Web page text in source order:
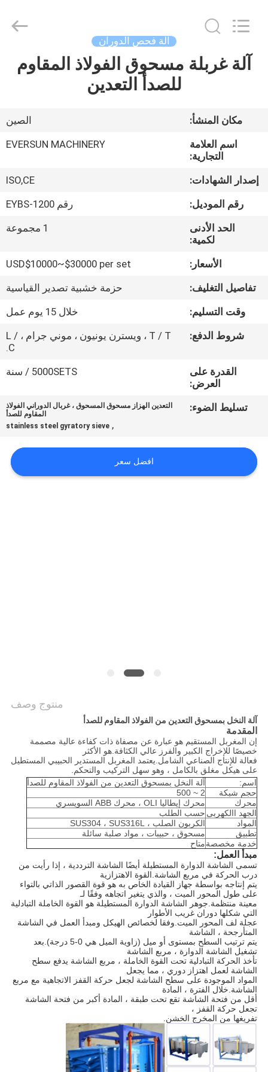
مسكن
عرض
الافتراضي
معلومات
جولة
في
المعمل
الجودة
اتصل
اطلب
Reserved.
آلة فحص الدوران
آلة غربلة مسحوق الفولاذ المقاوم
للصدأ التعدين
مكان المنشأ:
الصين
اسم العلامة
التجارية:
EVERSUN MACHINERY
إصدار الشهادات:
ISO,CE
رقم الموديل:
رقم EYBS-1200
الحد الأدنى
لكمية:
1 مجموعة
الأسعار:
USD$10000~$30000 per set
تفاصيل التغليف:
حزمة خشبية تصدير القياسية
وقت التسليم:
خلال 15 يوم عمل
شروط الدفع:
T / T ، ويسترن يونيون ، موني جرام ، L /
C.
القدرة على
العرض:
5000SETS / سنة
تسليط الضوء:
التعدين الهزاز مسحوق المسحوق ، غربال الدوراني الفولاذ
المقاوم للصدأ
,
stainless steel gyratory sieve
افضل سعر
منتوج وصف
آلة النخل بمسحوق التعدين من الفولاذ المقاوم للصدأ
المقدمة
إن المغربل المستقيم هو عبارة عن مصفاة ذات كفاءة عالية مصممة
خصيصًا للإخراج الكبير والفرز عالي الكثافة.هو الأكثر
فعالة للإنتاج الصناعي الشامل.يعتمد المغربل المستدير الحبيبي المستطيل
على هيكل مغلق بالكامل ، وهو سهل التركيب والتحكم.
اسم:
آلة النخل بمسحوق التعدين من الفولاذ المقاوم للصدأ
حجم شبكة
2 ~ 500
محرك
محرك إيطاليا OLI ، محرك ABB السويسري
الجهد االكهربى حسب الطلب
المواد
الكربون الصلب ، SUS304 ، SUS316L
تطبيق
مسحوق ، حبيبات ، مواد صلبة سائلة
خدمة مخصصةمتاح
مبدأ العمل:
تسمى الشاشة الدوارة المستطيلة أيضًا الشاشة الترددية ، إذا رأيت من
درب الحركة في مربع الشاشة.القوة الاهتزازية
يتم إنتاجه بواسطة جهاز القيادة الخاص به هو قوة القصور الذاتي بالتواء
على طول المحور الميت ، والذي يتغير اتجاهه وفقًا لـ
معينة منتظمة.جوهر الشاشة الدوارة المستطيلة هو القوة الخاملة التبادلية
التي شكلها دوران غريب الأطوار
عجلة لف المحور الميت.وفقا لخصائص الهيكل ومبدأ العمل في الشاشة
المتأرجحة ، الشاشة
يتم ترتيب السطح بمستوى أو ميل (زاوية الميل هي 0-5 درجة).بعد
تشغيل الشاشة الدوارة ، مربع الشاشة
تأخذ الحركة التبادلية تحت القوة الخاملة ، مربع الشاشة يدفع سطح
الشاشة لعمل اهتزاز دوري ، مما يجعل
المواد الموجودة على سطح الشاشة لجعل حركة القفز الاتجاهية مع مربع
الشاشة.خلال الفترة ، المادة
أقل من فتحة الشاشة تقع تحت طبقة ، المادة أكبر من فتحة الشاشة
تجعل حركة القفز ،
تفريغها من المخرج الخشن.